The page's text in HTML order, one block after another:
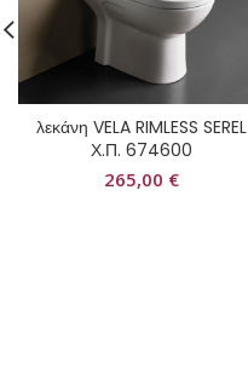
λεκάνη VELA RIMLESS SEREL
Χ.Π. 674600
265,00 €